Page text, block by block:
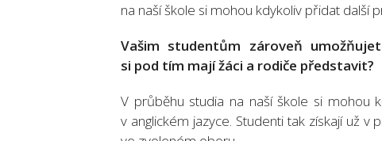
na naší škole si mohou kdykoliv přidat další
Vašim studentům zároveň
si pod tím mají žáci a rodiče představit?
V průběhu studia na naší škole si mohou
v anglickém jazyce. Studenti tak získají už